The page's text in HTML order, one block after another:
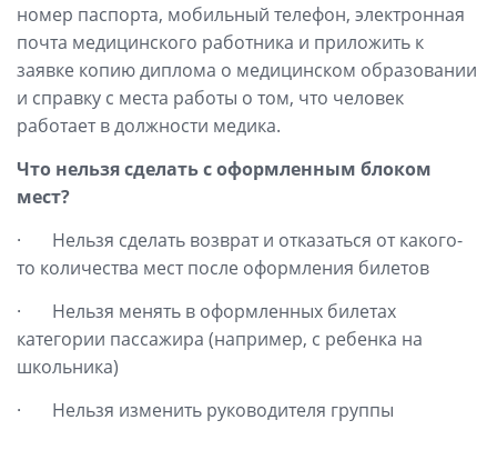
номер паспорта, мобильный телефон, электронная
почта медицинского работника и приложить к
заявке копию диплома о медицинском образовании
и справку с места работы о том, что человек
работает в должности медика.
Что нельзя сделать с оформленным блоком
мест?
· Нельзя сделать возврат и отказаться от какого-
то количества мест после оформления билетов
· Нельзя менять в оформленных билетах
категории пассажира (например, с ребенка на
школьника)
· Нельзя изменить руководителя группы